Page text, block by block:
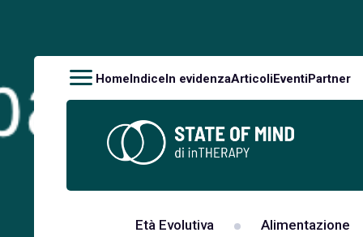
HomeIndiceIn evidenzaArticoliEventiPartner
Età Evolutiva Alimentazione